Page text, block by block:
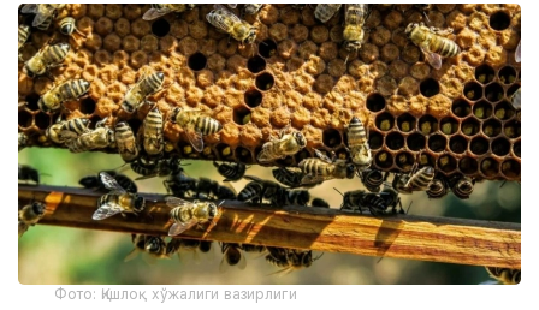
Фото: Қишлоқ хўжалиги вазирлиги